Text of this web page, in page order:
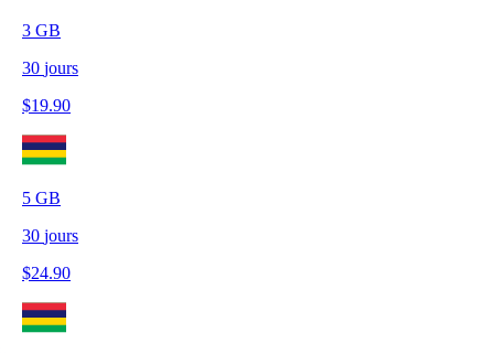
3 GB
30 jours
$19.90
5 GB
30 jours
$24.90